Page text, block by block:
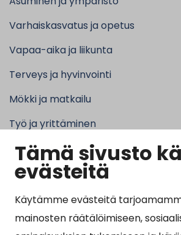
Tämä sivusto
evästeitä
Käytämme evästeitä
mainosten räätälöimiseen,
Varhaiskasvatus ja opetus
Vapaa-aika ja liikunta
Terveys ja hyvinvointi
Mökki ja matkailu
Työ ja yrittäminen
Kunta ja hallinto
Suosituimmat sivut